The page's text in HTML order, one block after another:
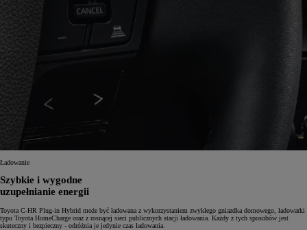
Ładowanie
Szybkie i wygodne
uzupełnianie energii
Toyota C-HR Plug-in Hybrid może być ładowana z wykorzystaniem zwykłego gniazdka domowego, ładowarki
typu Toyota HomeCharge oraz z rosnącej sieci publicznych stacji ładowania. Każdy z tych sposobów jest
skuteczny i bezpieczny - odróżnia je jedynie czas ładowania.